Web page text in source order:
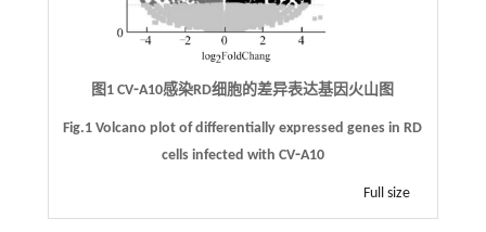
图1 CV⁃A10感染RD细胞的差异表达基因火山图
Fig.1 Volcano plot of differentially expressed genes in RD
cells infected with CV⁃A10
Full size